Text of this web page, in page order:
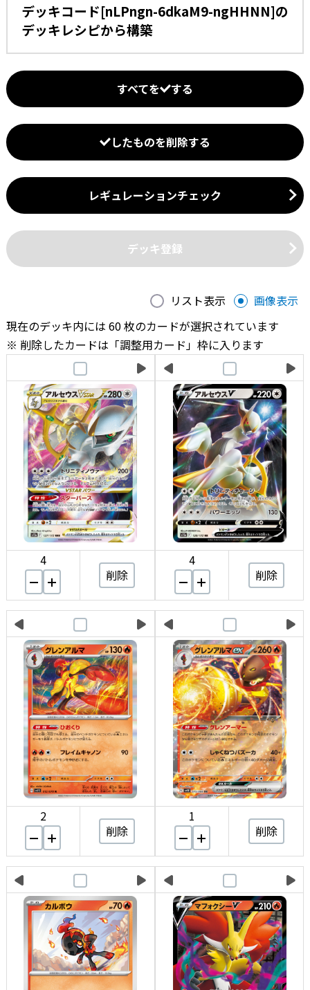
デッキコード[nLPngn-6dkaM9-ngHHNN]の
デッキレシピから構築
すべてを する
したものを削除する
レギュレーションチェック
デッキ登録
リスト表示
画像表示
現在のデッキ内には 60 枚のカードが選択されています
削除したカードは「調整用カード」枠に入ります
4
削除
4
削除
2
削除
1
削除